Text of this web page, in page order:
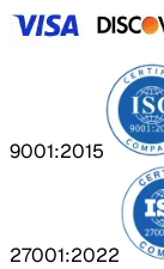
9001:2015
27001:2022